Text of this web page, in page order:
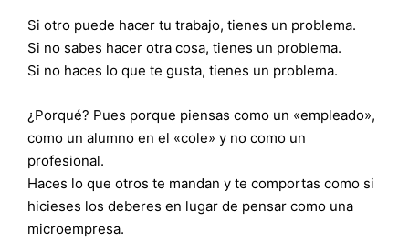
Si otro puede hacer tu trabajo, tienes un problema.
Si no sabes hacer otra cosa, tienes un problema.
Si no haces lo que te gusta, tienes un problema.
¿Porqué? Pues porque piensas como un «empleado»,
como un alumno en el «cole» y no como un
profesional.
Haces lo que otros te mandan y te comportas como si
hicieses los deberes en lugar de pensar como una
microempresa.